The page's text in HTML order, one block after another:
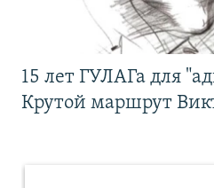
15 лет ГУЛАГа для
Крутой маршрут